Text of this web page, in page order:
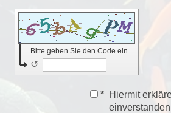
Bitte geben Sie den Code ein
↺
* Hiermit